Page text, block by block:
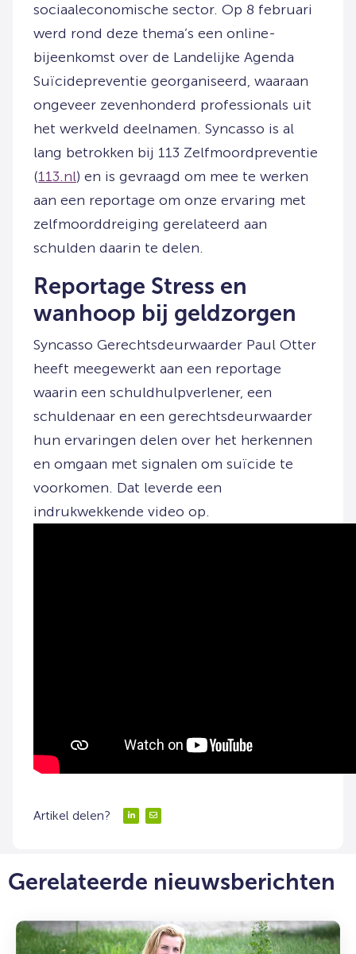
sociaaleconomische sector. Op 8 februari
werd rond deze thema’s een online-
bijeenkomst over de Landelijke Agenda
Suïcidepreventie georganiseerd, waaraan
ongeveer zevenhonderd professionals uit
het werkveld deelnamen. Syncasso is al
lang betrokken bij 113 Zelfmoordpreventie
(113.nl) en is gevraagd om mee te werken
aan een reportage om onze ervaring met
zelfmoorddreiging gerelateerd aan
schulden daarin te delen.
Reportage Stress en
wanhoop bij geldzorgen
Syncasso Gerechtsdeurwaarder Paul Otter
heeft meegewerkt aan een reportage
waarin een schuldhulpverlener, een
schuldenaar en een gerechtsdeurwaarder
hun ervaringen delen over het herkennen
en omgaan met signalen om suïcide te
voorkomen. Dat leverde een
indrukwekkende video op.
Artikel delen?
DelenDelen
Gerelateerde nieuwsberichten
Lees
meer